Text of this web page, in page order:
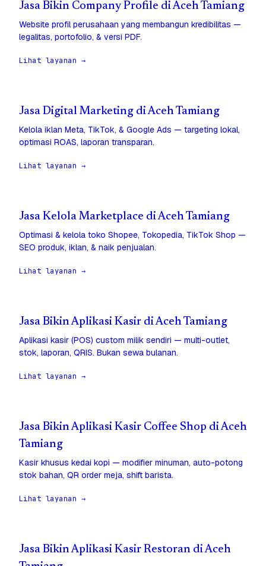
Jasa Bikin Company Profile di Aceh Tamiang
Website profil perusahaan yang membangun kredibilitas —
legalitas, portofolio, & versi PDF.
Lihat layanan →
Jasa Digital Marketing di Aceh Tamiang
Kelola iklan Meta, TikTok, & Google Ads — targeting lokal,
optimasi ROAS, laporan transparan.
Lihat layanan →
Jasa Kelola Marketplace di Aceh Tamiang
Optimasi & kelola toko Shopee, Tokopedia, TikTok Shop —
SEO produk, iklan, & naik penjualan.
Lihat layanan →
Jasa Bikin Aplikasi Kasir di Aceh Tamiang
Aplikasi kasir (POS) custom milik sendiri — multi-outlet,
stok, laporan, QRIS. Bukan sewa bulanan.
Lihat layanan →
Jasa Bikin Aplikasi Kasir Coffee Shop di Aceh
Tamiang
Kasir khusus kedai kopi — modifier minuman, auto-potong
stok bahan, QR order meja, shift barista.
Lihat layanan →
Jasa Bikin Aplikasi Kasir Restoran di Aceh